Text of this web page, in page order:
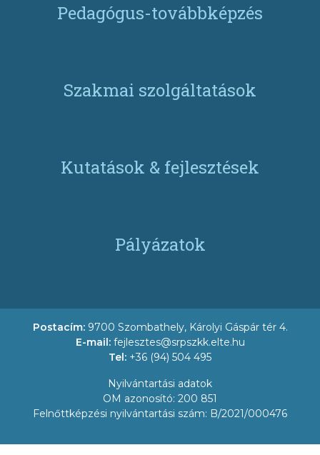
Pedagógus-továbbképzés
Szakmai szolgáltatások
Kutatások & fejlesztések
Pályázatok
Postacím: 9700 Szombathely, Károlyi Gáspár tér 4.
E-mail: fejlesztes@srpszkk.elte.hu
Tel: +36 (94) 504 495
Nyilvántartási adatok
OM azonosító: 200 851
Felnőttképzési nyilvántartási szám: B/2021/000476